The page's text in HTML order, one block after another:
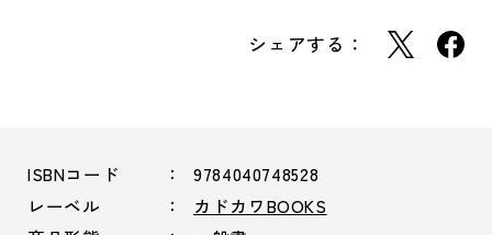
シェアする：
ISBNコード
9784040748528
レーベル
カドカワBOOKS